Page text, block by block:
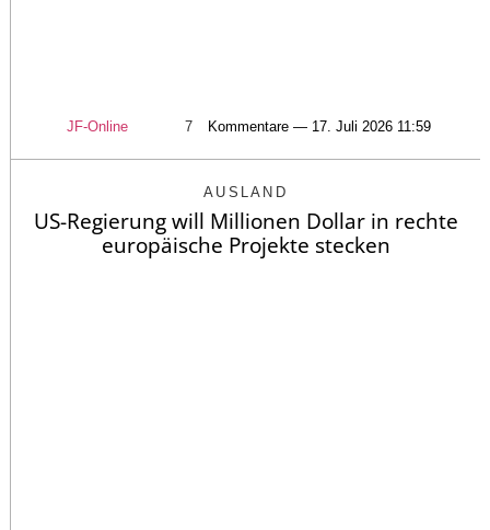
JF-Online 7 Kommentare — 17. Juli 2026 11:59
AUSLAND
US-Regierung will Millionen Dollar in rechte
europäische Projekte stecken